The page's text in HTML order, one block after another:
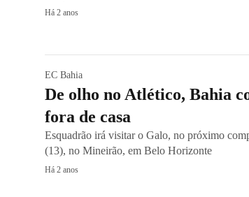
Há 2 anos
EC Bahia
De olho no Atlético, Bahia
fora de casa
Esquadrão irá visitar o Galo, no próximo
(13), no Mineirão, em Belo Horizonte
Há 2 anos